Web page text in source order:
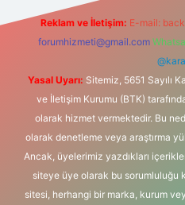
Reklam ve İletişim: E-mail:
forumhizmeti@gmail.com
Yasal Uyarı: Sitemiz, 5651 Sayılı
ve İletişim Kurumu (BTK)
olarak hizmet vermektedir. Bu
olarak denetleme veya araştırma
Ancak, üyelerimiz yazdıkları
siteye üye olarak bu sorumluluğu
sitesi, herhangi bir marka, kurum